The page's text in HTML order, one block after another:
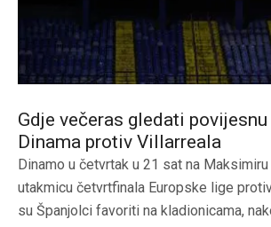
Gdje večeras gledati
Dinama protiv Villarreala
Dinamo u četvrtak u 21 sat na
utakmicu četvrtfinala Europske lige
su Španjolci favoriti na kladionicama,